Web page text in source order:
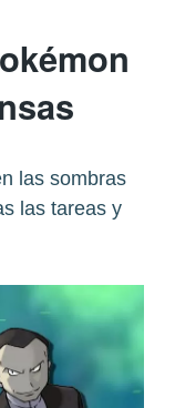
las sombras
las tareas y